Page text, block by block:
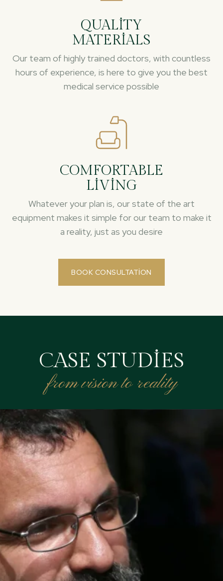
QUALITY
MATERIALS
Our team of highly trained doctors, with countless
hours of experience, is here to give you the best
medical service possible
COMFORTABLE
LIVING
Whatever your plan is, our state of the art
equipment makes it simple for our team to make it
a reality, just as you desire
BOOK CONSULTATION
CASE STUDIES
from vision to reality